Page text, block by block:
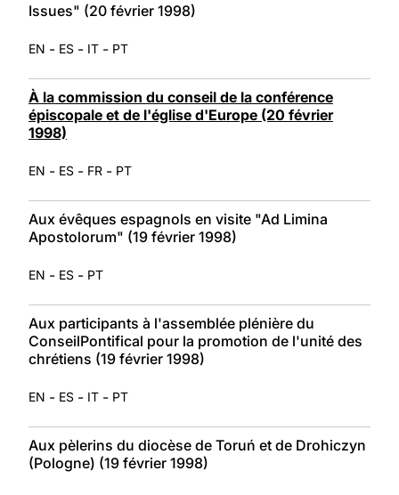
Issues" (20 février 1998)
EN - ES - IT - PT
À la commission du conseil de la conférence
épiscopale et de l'église d'Europe (20 février
1998)
EN - ES - FR - PT
Aux évêques espagnols en visite "Ad Limina
Apostolorum" (19 février 1998)
EN - ES - PT
Aux participants à l'assemblée plénière du
ConseilPontifical pour la promotion de l'unité des
chrétiens (19 février 1998)
EN - ES - IT - PT
Aux pèlerins du diocèse de Toruń et de Drohiczyn
(Pologne) (19 février 1998)